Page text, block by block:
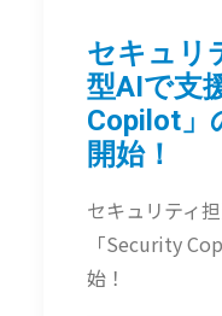
セキュリ
型AIで支
Copilot」
開始！
セキュリティ
「Security
始！